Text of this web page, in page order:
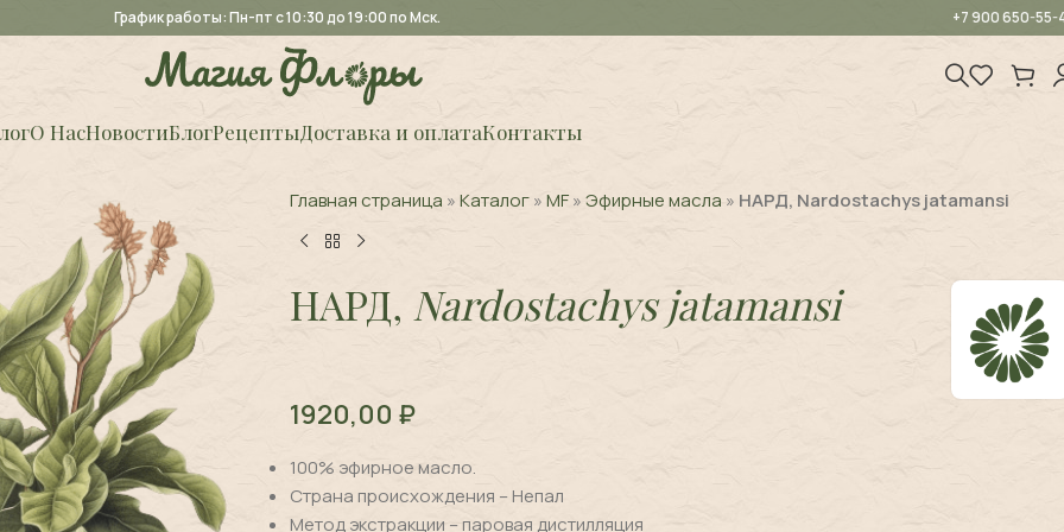
График работы: Пн-пт с 10:30 до 19:00 по Мск. +7 900 650-55-
О НасНовостиБлогРецептыДоставка и оплатаКонтакты
Главная страница »Каталог»MF»Эфирные масла » НАРД, Nardostachys jatamansi
НАРД, Nardostachys jatamansi
1920,00 ₽
100% эфирное масло.
Страна происхождения – Непал
Метод экстракции – паровая дистилляция